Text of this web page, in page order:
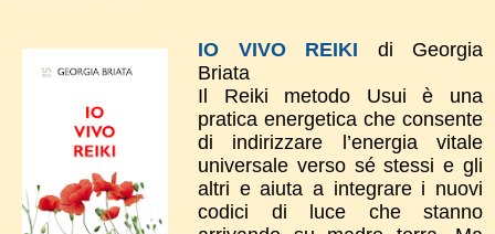
IO VIVO REIKI di Georgia
Briata
Il Reiki metodo Usui è una
pratica energetica che consente
di indirizzare l’energia vitale
universale verso sé stessi e gli
altri e aiuta a integrare i nuovi
codici di luce che stanno